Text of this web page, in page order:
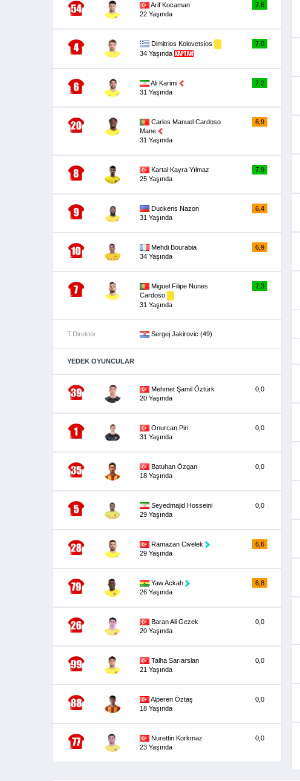
Arif Kocaman
22 Yaşında
7,6
Dimitrios Kolovetsios
34 Yaşında
7,0
Ali Karimi
31 Yaşında
7,2
Carlos Manuel Cardoso
Mane
31 Yaşında
6,9
Kartal Kayra Yılmaz
25 Yaşında
7,9
Duckens Nazon
31 Yaşında
6,4
Mehdi Bourabia
34 Yaşında
6,9
Miguel Filipe Nunes
Cardoso
31 Yaşında
7,3
T.Direktör Sergej Jakirovic (49)
YEDEK OYUNCULAR
Mehmet Şamil Öztürk
20 Yaşında
0,0
Onurcan Piri
31 Yaşında
0,0
Batuhan Özgan
18 Yaşında
0,0
Seyedmajid Hosseini
29 Yaşında
0,0
Ramazan Civelek
29 Yaşında
6,6
Yaw Ackah
26 Yaşında
6,8
Baran Ali Gezek
20 Yaşında
0,0
Talha Sarıarslan
21 Yaşında
0,0
Alperen Öztaş
18 Yaşında
0,0
Nurettin Korkmaz
23 Yaşında
0,0